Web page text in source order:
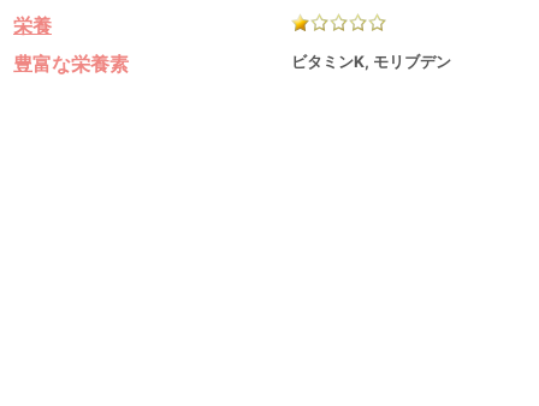
栄養
豊富な栄養素
ビタミンK, モリブデン